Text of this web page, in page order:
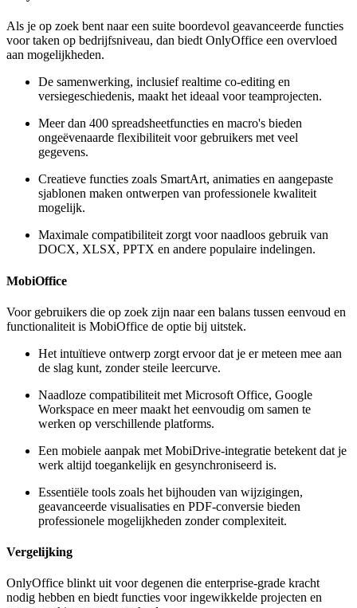
Als je op zoek bent naar een suite boordevol geavanceerde functies
voor taken op bedrijfsniveau, dan biedt OnlyOffice een overvloed
aan mogelijkheden.
De samenwerking, inclusief realtime co-editing en
versiegeschiedenis, maakt het ideaal voor teamprojecten.
Meer dan 400 spreadsheetfuncties en macro's bieden
ongeëvenaarde flexibiliteit voor gebruikers met veel
gegevens.
Creatieve functies zoals SmartArt, animaties en aangepaste
sjablonen maken ontwerpen van professionele kwaliteit
mogelijk.
Maximale compatibiliteit zorgt voor naadloos gebruik van
DOCX, XLSX, PPTX en andere populaire indelingen.
MobiOffice
Voor gebruikers die op zoek zijn naar een balans tussen eenvoud en
functionaliteit is MobiOffice de optie bij uitstek.
Het intuïtieve ontwerp zorgt ervoor dat je er meteen mee aan
de slag kunt, zonder steile leercurve.
Naadloze compatibiliteit met Microsoft Office, Google
Workspace en meer maakt het eenvoudig om samen te
werken op verschillende platforms.
Een mobiele aanpak met MobiDrive-integratie betekent dat je
werk altijd toegankelijk en gesynchroniseerd is.
Essentiële tools zoals het bijhouden van wijzigingen,
geavanceerde visualisaties en PDF-conversie bieden
professionele mogelijkheden zonder complexiteit.
Vergelijking
OnlyOffice blinkt uit voor degenen die enterprise-grade kracht
nodig hebben en biedt functies voor ingewikkelde projecten en